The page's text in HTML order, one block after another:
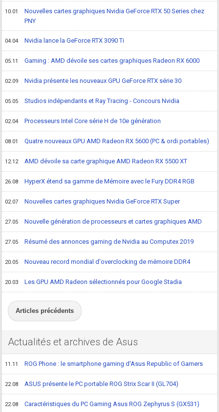
10.01
Nouvelles cartes graphiques Nvidia GeForce RTX 50 Series chez
PNY
04.04 Nvidia lance la GeForce RTX 3090 Ti
05.11 Gaming : AMD dévoile ses cartes graphiques Radeon RX 6000
02.09 Nvidia présente les nouveaux GPU GeForce RTX série 30
05.05 Studios indépendants et Ray Tracing - Concours Nvidia
02.04 Processeurs Intel Core série H de 10e génération
08.01 Quatre nouveaux GPU AMD Radeon RX 5600 (PC & ordi portables)
12.12 AMD dévoile sa carte graphique AMD Radeon RX 5500 XT
26.08 HyperX étend sa gamme de Mémoire avec le Fury DDR4 RGB
02.07 Nouvelles cartes graphiques Nvidia GeForce RTX Super
27.05 Nouvelle génération de processeurs et cartes graphiques AMD
27.05 Résumé des annonces gaming de Nvidia au Computex 2019
20.05 Nouveau record mondial d'overclocking de mémoire DDR4
20.03 Les GPU AMD Radeon sélectionnés pour Google Stadia
Articles précédents
Actualités et archives de Asus
11.11 ROG Phone : le smartphone gaming d'Asus Republic of Gamers
22.08 ASUS présente le PC portable ROG Strix Scar II (GL704)
22.08 Caractéristiques du PC Gaming Asus ROG Zephyrus S (GX531)